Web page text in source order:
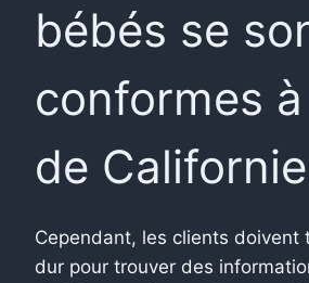
bébés se
conformes
de Californie
Cependant, les clients doivent
dur pour trouver des